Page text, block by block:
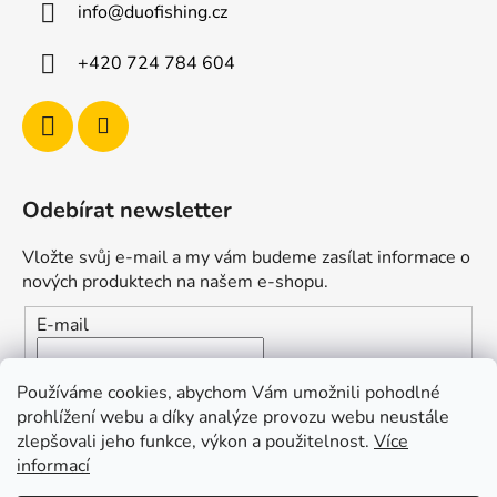
Používáme cookies, abychom Vám umožnili pohodlné
prohlížení webu a díky analýze provozu webu neustále
zlepšovali jeho funkce, výkon a použitelnost. Více
informací
info@duofishing.cz
+420 724 784 604
Odebírat newsletter
Vložte svůj e-mail a my vám budeme zasílat informace o
nových produktech na našem e-shopu.
E-mail
Vložením e-mailu souhlasíte s
podmínkami ochrany
osobních údajů
PŘIHLÁSIT SE